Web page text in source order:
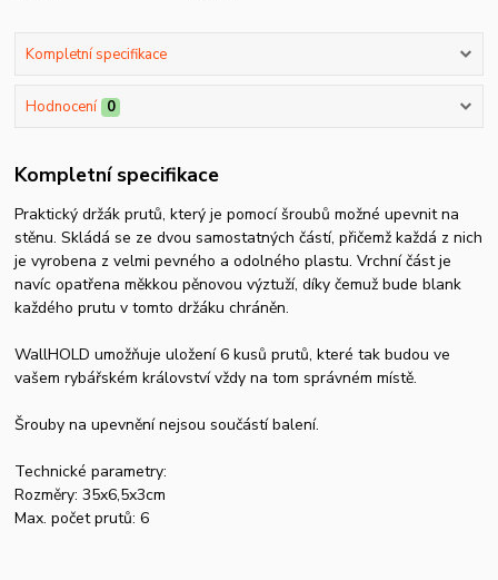
Kompletní specifikace
Hodnocení 0
Kompletní specifikace
Praktický držák prutů, který je pomocí šroubů možné upevnit na
stěnu. Skládá se ze dvou samostatných částí, přičemž každá z nich
je vyrobena z velmi pevného a odolného plastu. Vrchní část je
navíc opatřena měkkou pěnovou výztuží, díky čemuž bude blank
každého prutu v tomto držáku chráněn.
WallHOLD umožňuje uložení 6 kusů prutů, které tak budou ve
vašem rybářském království vždy na tom správném místě.
Šrouby na upevnění nejsou součástí balení.
Technické parametry:
Rozměry: 35x6,5x3cm
Max. počet prutů: 6